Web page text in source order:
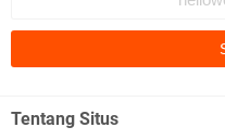
Ada sejumlah pertanyaan
Tentang Situs